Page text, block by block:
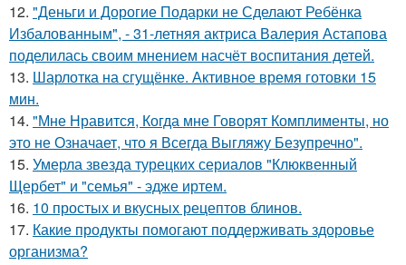
12. "Деньги и Дорогие Подарки не Сделают Ребёнка
Избалованным", - 31-летняя актриса Валерия Астапова
поделилась своим мнением насчёт воспитания детей.
13. Шарлотка на сгущёнке. Активное время готовки 15
мин.
14. "Мне Нравится, Когда мне Говорят Комплименты, но
это не Означает, что я Всегда Выгляжу Безупречно".
15. Умерла звезда турецких сериалов "Клюквенный
Щербет" и "семья" - эдже иртем.
16. 10 простых и вкусных рецептов блинов.
17. Какие продукты помогают поддерживать здоровье
организма?